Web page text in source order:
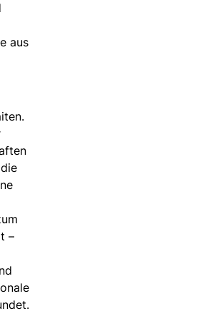
aus
–